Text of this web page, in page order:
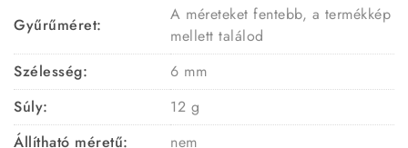
Gyűrűméret:
A méreteket fentebb, a termékkép
mellett találod
Szélesség:
6 mm
Súly:
12 g
Állítható méretű:
nem